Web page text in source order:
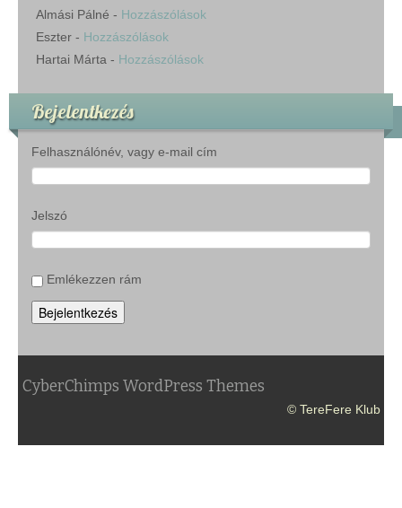
Almási Pálné - Hozzászólások
Eszter - Hozzászólások
Hartai Márta - Hozzászólások
Bejelentkezés
Felhasználónév, vagy e-mail cím
Jelszó
Emlékezzen rám
Bejelentkezés
CyberChimps WordPress Themes
© TereFere Klub